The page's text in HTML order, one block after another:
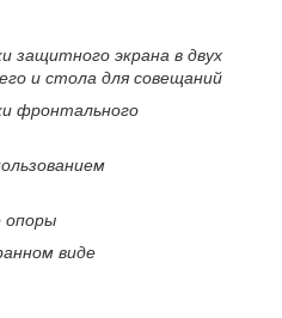
защитного экрана в двух
и стола для совещаний
фронтального
опоры
виде